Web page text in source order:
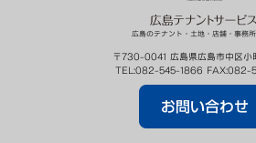
広島のテナント・土地・店舗・事務
〒730-0041 広島県 広島市 中区小
TEL:082-545-1866 FAX:082-
お問い合わせ